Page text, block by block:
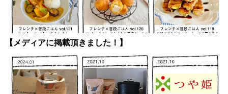
【メディアに掲載頂きました！】